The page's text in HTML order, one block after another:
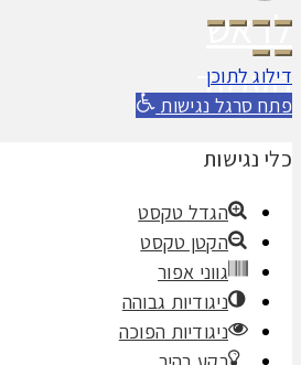
לראש
העמוד
דילוג לתוכן
פתח סרגל נגישות
כלי נגישות
הגדל טקסט
הקטן טקסט
גווני אפור
ניגודיות גבוהה
ניגודיות הפוכה